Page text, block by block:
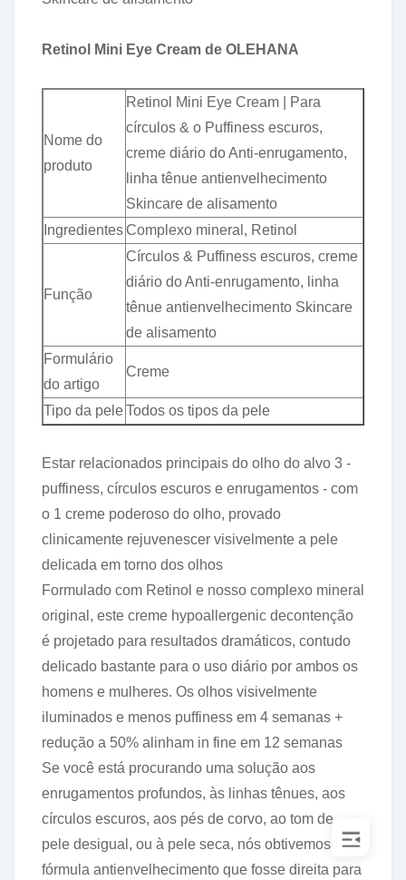
Retinol Mini Eye Cream de OLEHANA
Nome do
produto
Retinol Mini Eye Cream | Para
círculos & o Puffiness escuros,
creme diário do Anti-enrugamento,
linha tênue antienvelhecimento
Skincare de alisamento
IngredientesComplexo mineral, Retinol
Função
Círculos & Puffiness escuros, creme
diário do Anti-enrugamento, linha
tênue antienvelhecimento Skincare
de alisamento
Formulário
do artigo
Creme
Tipo da peleTodos os tipos da pele
Estar relacionados principais do olho do alvo 3 -
puffiness, círculos escuros e enrugamentos - com
o 1 creme poderoso do olho, provado
clinicamente rejuvenescer visivelmente a pele
delicada em torno dos olhos
Formulado com Retinol e nosso complexo mineral
original, este creme hypoallergenic decontenção
é projetado para resultados dramáticos, contudo
delicado bastante para o uso diário por ambos os
homens e mulheres. Os olhos visivelmente
iluminados e menos puffiness em 4 semanas +
redução a 50% alinham in fine em 12 semanas
Se você está procurando uma solução aos
enrugamentos profundos, às linhas tênues, aos
círculos escuros, aos pés de corvo, ao tom de
pele desigual, ou à pele seca, nós obtivemos uma
fórmula antienvelhecimento que fosse direita para